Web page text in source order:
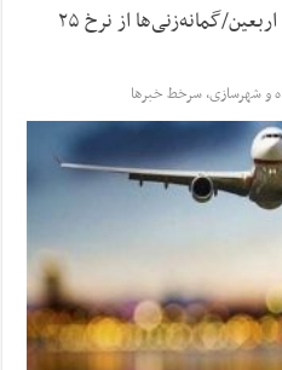
بلاتکلیفی قیمت بلیت پروازهای اربعین/گمانه‌زنی‌ها از نرخ ۲۵
و شهرسازی,سرخط خبرها